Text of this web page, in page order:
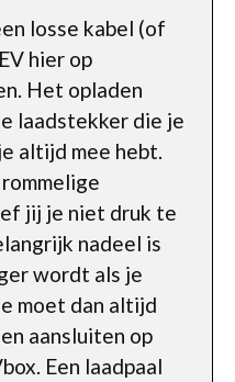
losse kabel (of
hier op
Het opladen
laadstekker die je
altijd mee hebt.
jij je niet druk te
nadeel is
wordt als je
moet dan altijd
aansluiten op
Een laadpaal